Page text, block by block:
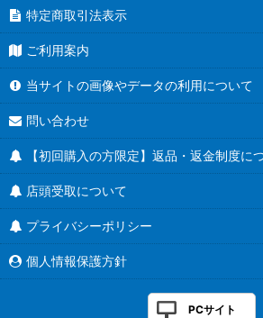
特定商取引法表示
ご利用案内
当サイトの画像やデータの利用について
問い合わせ
【初回購入の方限定】返品・返金制度に
店頭受取について
プライバシーポリシー
個人情報保護方針
PCサイト